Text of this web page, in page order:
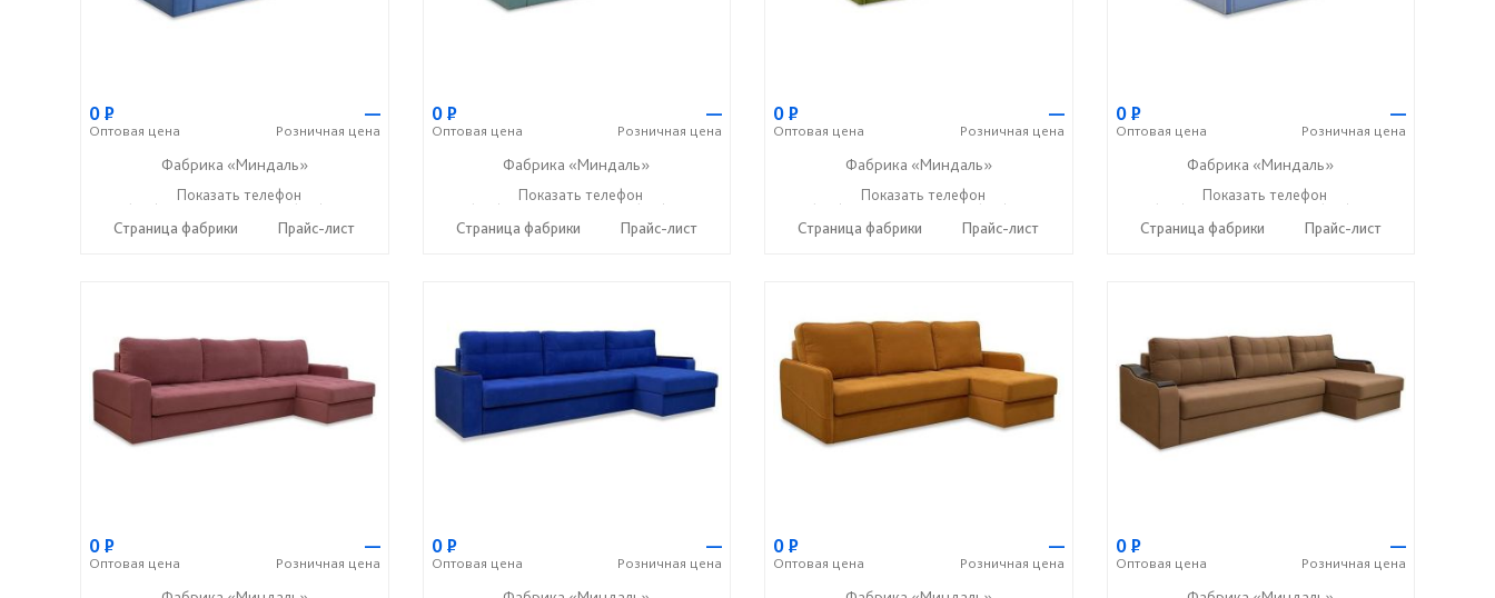
0Р
Оптовая цена
—
Розничная цена
Фабрика «Миндаль»
+7 (927) 630-62-82 ☎+7 (917) 638-44-17
Показать телефон
Страница фабрики
Прайс-лист
0Р
Оптовая цена
—
Розничная цена
Фабрика «Миндаль»
+7 (927) 630-62-82 ☎+7 (917) 638-44-17
Показать телефон
Страница фабрики
Прайс-лист
0Р
Оптовая цена
—
Розничная цена
Фабрика «Миндаль»
+7 (927) 630-62-82 ☎+7 (917) 638-44-17
Показать телефон
Страница фабрики
Прайс-лист
0Р
Оптовая цена
—
Розничная цена
Фабрика «Миндаль»
+7 (927) 630-62-82 ☎+7 (917) 638-44-17
Показать телефон
Страница фабрики
Прайс-лист
0Р
Оптовая цена
—
Розничная цена
0Р
Оптовая цена
—
Розничная цена
0Р
Оптовая цена
—
Розничная цена
0Р
Оптовая цена
—
Розничная цена